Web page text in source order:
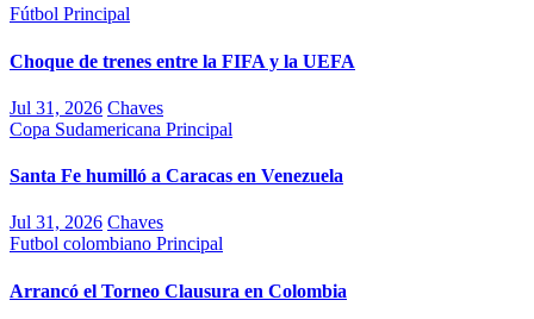
Fútbol Principal
Choque de trenes entre la FIFA y la UEFA
Jul 31, 2026 Chaves
Copa Sudamericana Principal
Santa Fe humilló a Caracas en Venezuela
Jul 31, 2026 Chaves
Futbol colombiano Principal
Arrancó el Torneo Clausura en Colombia